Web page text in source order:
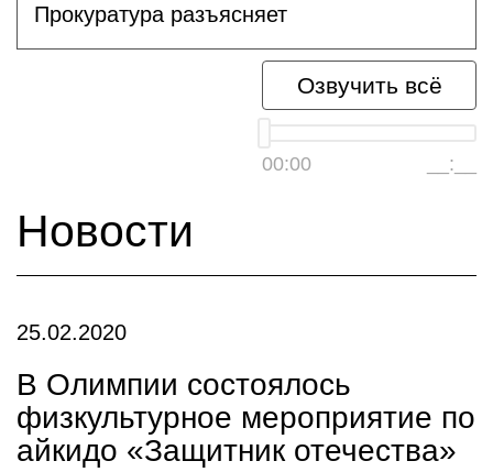
Прокуратура разъясняет
Озвучить всё
00:00 __:__
Новости
25.02.2020
В Олимпии состоялось
физкультурное мероприятие по
айкидо «Защитник отечества»